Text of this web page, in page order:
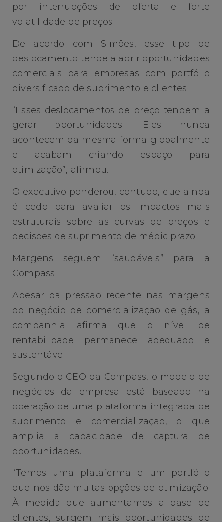
por interrupções de oferta e forte
volatilidade de preços.
De acordo com Simões, esse tipo de
deslocamento tende a abrir oportunidades
comerciais para empresas com portfólio
diversificado de suprimento e clientes.
“Esses deslocamentos de preço tendem a
gerar oportunidades. Eles nunca
acontecem da mesma forma globalmente
e acabam criando espaço para
otimização”, afirmou.
O executivo ponderou, contudo, que ainda
é cedo para avaliar os impactos mais
estruturais sobre as curvas de preços e
decisões de suprimento de médio prazo.
Margens seguem “saudáveis” para a
Compass
Apesar da pressão recente nas margens
do negócio de comercialização de gás, a
companhia afirma que o nível de
rentabilidade permanece adequado e
sustentável.
Segundo o CEO da Compass, o modelo de
negócios da empresa está baseado na
operação de uma plataforma integrada de
suprimento e comercialização, o que
amplia a capacidade de captura de
oportunidades.
“Temos uma plataforma e um portfólio
que nos dão muitas opções de otimização.
À medida que aumentamos a base de
clientes, surgem mais oportunidades de